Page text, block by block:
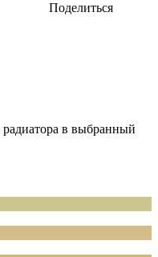
Поделиться
радиатора в выбранный